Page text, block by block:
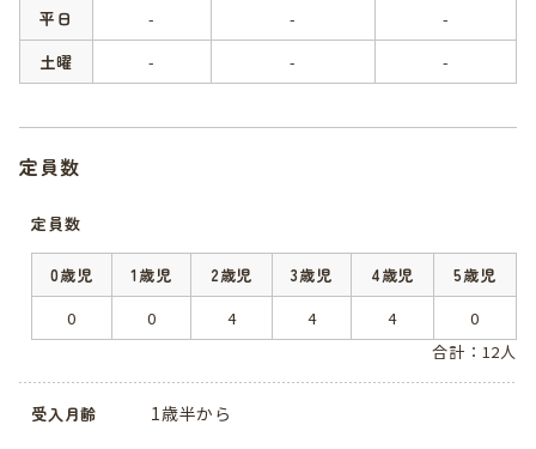
平日
- -
-
土曜
- - -
定員数
定員数
0歳児 1歳児 2歳児 3歳児 4歳児
5歳児
0
0 4 4 4
0
合計：12人
受入月齢 1歳半から